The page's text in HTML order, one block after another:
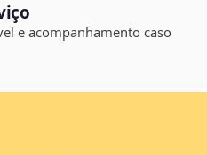
e acompanhamento caso